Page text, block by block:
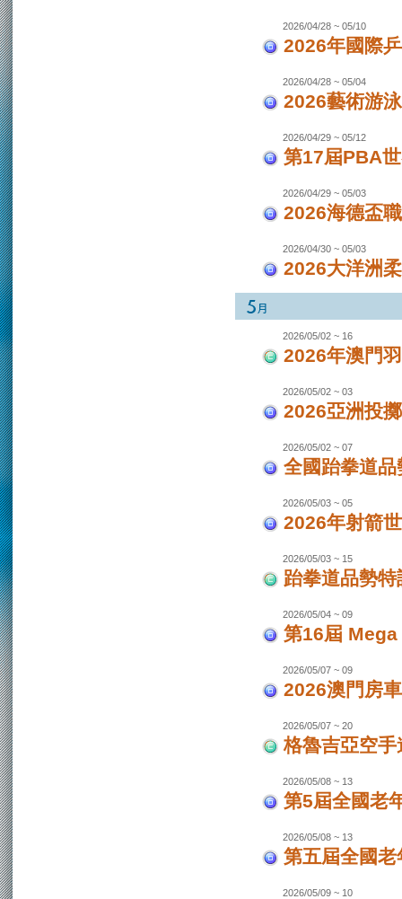
2026/04/28 ~ 05/10
2026年國際
2026/04/28 ~ 05/04
2026藝術游
2026/04/29 ~ 05/12
第17屆PBA
2026/04/29 ~ 05/03
2026海德盃
2026/04/30 ~ 05/03
2026大洋洲
2026/05/02 ~ 16
2026年澳門
2026/05/02 ~ 03
2026亞洲投
2026/05/02 ~ 07
全國跆拳道
2026/05/03 ~ 05
2026年射箭
2026/05/03 ~ 15
跆拳道品勢
2026/05/04 ~ 09
第16屆
2026/05/07 ~ 09
2026澳門房
2026/05/07 ~ 20
格魯吉亞空
2026/05/08 ~ 13
第5屆全國老
2026/05/08 ~ 13
第五屆全國
2026/05/09 ~ 10